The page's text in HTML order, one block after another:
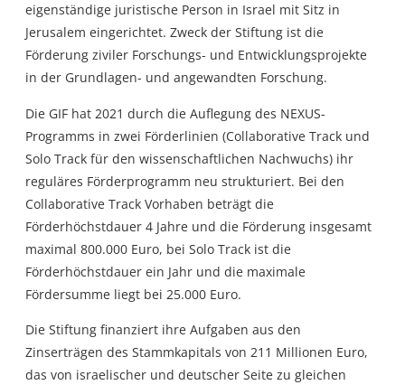
eigenständige juristische Person in Israel mit Sitz in
Jerusalem eingerichtet. Zweck der Stiftung ist die
Förderung ziviler Forschungs- und Entwicklungsprojekte
in der Grundlagen- und angewandten Forschung.
Die GIF hat 2021 durch die Auflegung des NEXUS-
Programms in zwei Förderlinien (Collaborative Track und
Solo Track für den wissenschaftlichen Nachwuchs) ihr
reguläres Förderprogramm neu strukturiert. Bei den
Collaborative Track Vorhaben beträgt die
Förderhöchstdauer 4 Jahre und die Förderung insgesamt
maximal 800.000 Euro, bei Solo Track ist die
Förderhöchstdauer ein Jahr und die maximale
Fördersumme liegt bei 25.000 Euro.
Die Stiftung finanziert ihre Aufgaben aus den
Zinserträgen des Stammkapitals von 211 Millionen Euro,
das von israelischer und deutscher Seite zu gleichen